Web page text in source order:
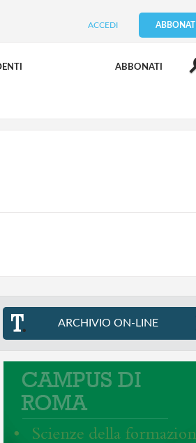
ACCEDI ABBONATI
ABBONATI
ARCHIVIO ON-LINE